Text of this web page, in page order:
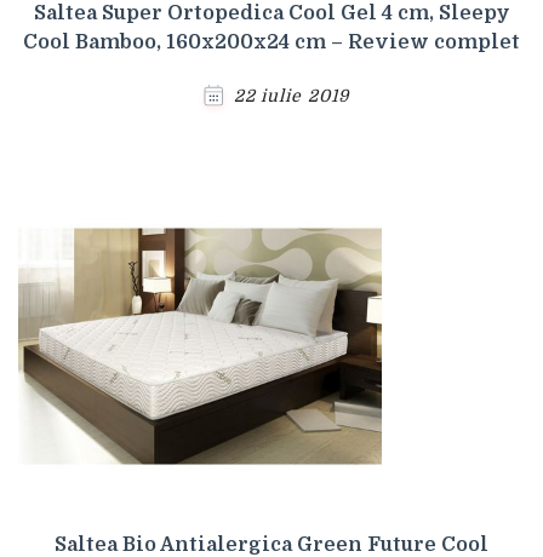
Saltea Super Ortopedica Cool Gel 4 cm, Sleepy
Cool Bamboo, 160x200x24 cm – Review complet
22 iulie 2019
Saltea Bio Antialergica Green Future Cool